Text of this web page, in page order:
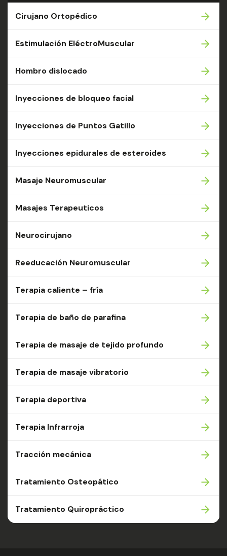
Cirujano Ortopédico
Estimulación EléctroMuscular
Hombro dislocado
Inyecciones de bloqueo facial
Inyecciones de Puntos Gatillo
Inyecciones epidurales de esteroides
Masaje Neuromuscular
Masajes Terapeuticos
Neurocirujano
Reeducación Neuromuscular
Terapia caliente – fría
Terapia de baño de parafina
Terapia de masaje de tejido profundo
Terapia de masaje vibratorio
Terapia deportiva
Terapia Infrarroja
Tracción mecánica
Tratamiento Osteopático
Tratamiento Quiropráctico